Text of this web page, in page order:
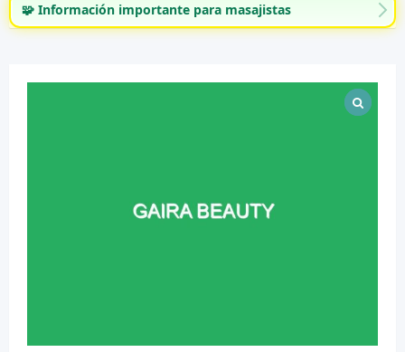
🧩 Información importante para masajistas